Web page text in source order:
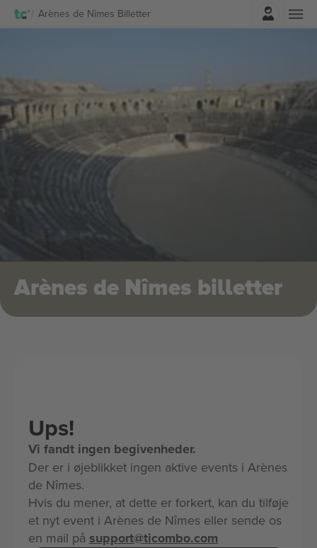
Arènes de Nîmes Billetter
Arènes de Nîmes billetter
Ups!
Vi fandt ingen begivenheder.
Der er i øjeblikket ingen aktive events i Arènes
de Nîmes.
Hvis du mener, at dette er forkert, kan du tilføje
et nyt event i Arènes de Nîmes eller sende os
en mail på support@ticombo.com